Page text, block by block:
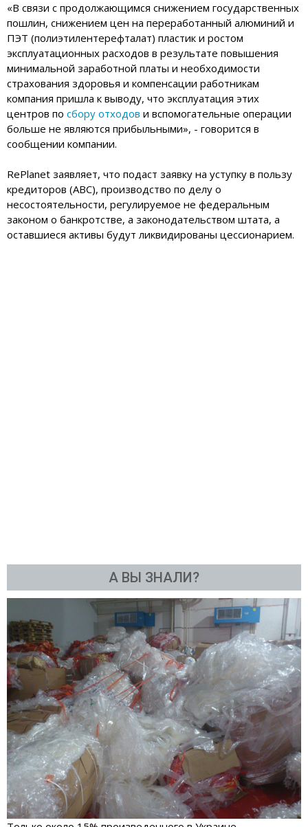
«В связи с продолжающимся снижением государственных
пошлин, снижением цен на переработанный алюминий и
ПЭТ (полиэтилентерефталат) пластик и ростом
эксплуатационных расходов в результате повышения
минимальной заработной платы и необходимости
страхования здоровья и компенсации работникам
компания пришла к выводу, что эксплуатация этих
центров по сбору отходов и вспомогательные операции
больше не являются прибыльными», - говорится в
сообщении компании.
RePlanet заявляет, что подаст заявку на уступку в пользу
кредиторов (ABC), производство по делу о
несостоятельности, регулируемое не федеральным
законом о банкротстве, а законодательством штата, а
оставшиеся активы будут ликвидированы цессионарием.
А ВЫ ЗНАЛИ?